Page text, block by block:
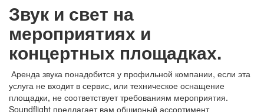
Звук и свет на
мероприятиях и
концертных площадках.
Аренда звука понадобится у профильной компании, если эта
услуга не входит в сервис, или техническое оснащение
площадки, не соответствует требованиям мероприятия.
Soundflight предлагает вам обширный ассортимент